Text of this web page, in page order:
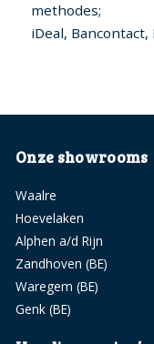
methodes;
iDeal,
Onze showrooms
Waalre
Hoevelaken
Alphen a/d Rijn
Zandhoven (BE)
Waregem (BE)
Genk (BE)